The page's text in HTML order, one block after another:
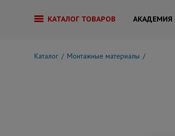
КАТАЛОГ ТОВАРОВ АКАДЕМИЯ
Каталог Монтажные материалы